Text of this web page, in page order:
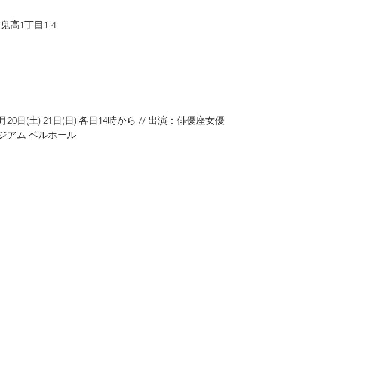
高1丁目1-4
日(土) 21日(日) 各日14時から // 出演：俳優座女優
アム ベルホール